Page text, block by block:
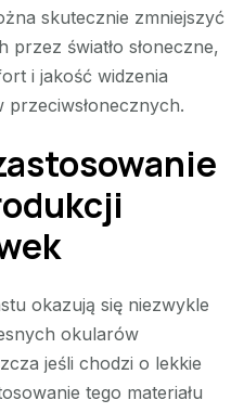
skutecznie zmniejszyć
światło słoneczne,
i jakość widzenia
okazują się niezwykle
okularów
jeśli chodzi o lekkie
tego materiału